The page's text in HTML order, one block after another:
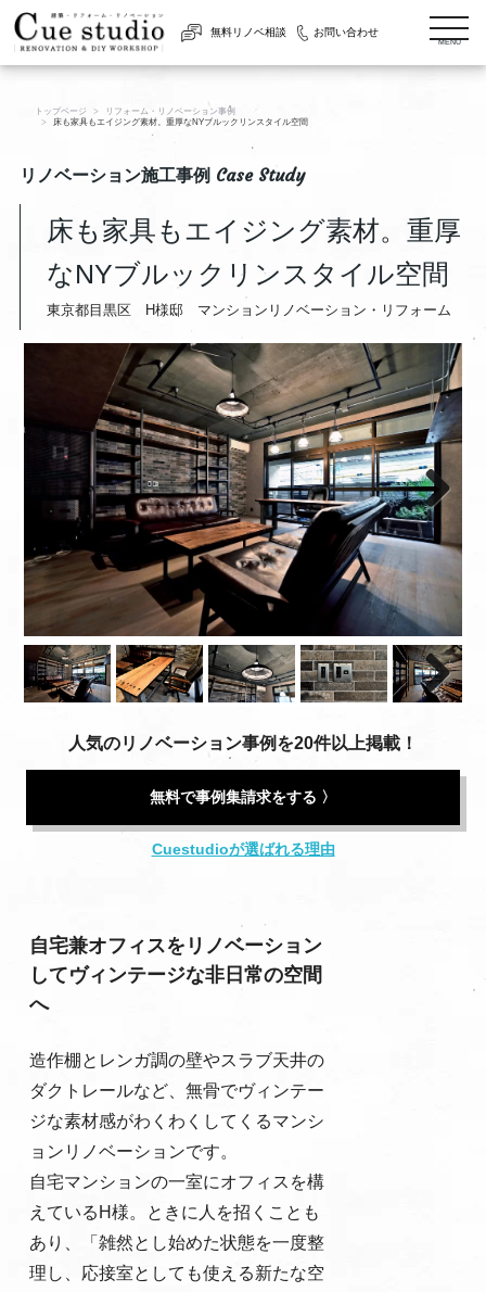
無料リノベ相談 お問い合わせ
MENU
トップページ
リフォーム・リノベーション事例
床も家具もエイジング素材。重厚なNYブルックリンスタイル空間
リノベーション施工事例 Case Study
床も家具もエイジング素材。重厚
なNYブルックリンスタイル空間
東京都目黒区 H様邸 マンションリノベーション・リフォーム
Next
Next
人気のリノベーション事例を20件以上掲載！
無料で事例集請求をする 〉
Cuestudioが選ばれる理由
自宅兼オフィスをリノベーション
してヴィンテージな非日常の空間
へ
造作棚とレンガ調の壁やスラブ天井の
ダクトレールなど、無骨でヴィンテー
ジな素材感がわくわくしてくるマンシ
ョンリノベーションです。
自宅マンションの一室にオフィスを構
えているH様。ときに人を招くことも
あり、「雑然とし始めた状態を一度整
理し、応接室としても使える新たな空